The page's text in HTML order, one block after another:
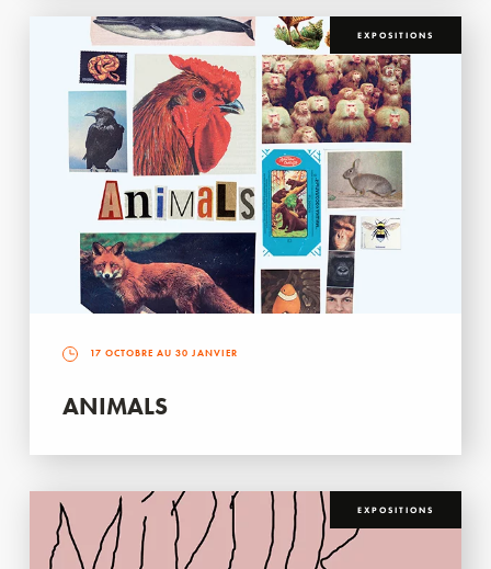
EXPOSITIONS
17 OCTOBRE AU 30 JANVIER
ANIMALS
EXPOSITIONS